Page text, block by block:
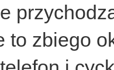
to zbiego